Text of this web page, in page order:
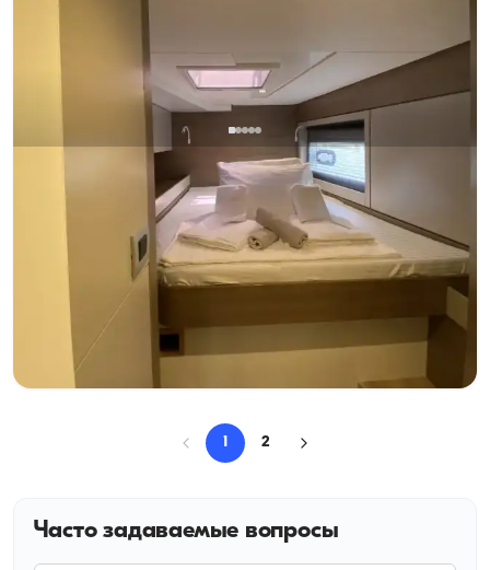
Новая лодка
Аренда катамарана 2023 года в Фетхие | Bali 4.6, 5+1
Катамаран
Круиз 12 чел. · 6 Каюта · 13.65m
Минимальная
119.613 TL Узнать цену и наличие
1 2
Часто задаваемые вопросы